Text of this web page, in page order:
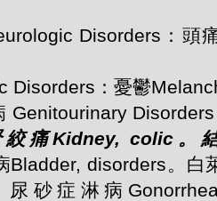
Disorders：頭
Disorders：憂鬱
Genitourinary
痛Kidney, colic。
Bladder, disorders。白
尿砂症淋病